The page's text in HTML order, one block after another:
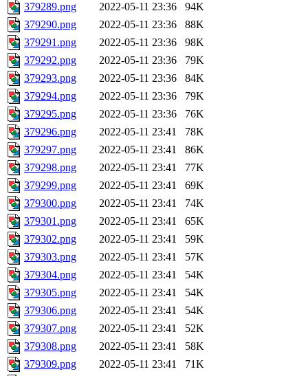
379289.png
2022-05-11 23:36
94K
379290.png
2022-05-11 23:36
88K
379291.png
2022-05-11 23:36
98K
379292.png
2022-05-11 23:36
79K
379293.png
2022-05-11 23:36
84K
379294.png
2022-05-11 23:36
79K
379295.png
2022-05-11 23:36
76K
379296.png
2022-05-11 23:41
78K
379297.png
2022-05-11 23:41
86K
379298.png
2022-05-11 23:41
77K
379299.png
2022-05-11 23:41
69K
379300.png
2022-05-11 23:41
74K
379301.png
2022-05-11 23:41
65K
379302.png
2022-05-11 23:41
59K
379303.png
2022-05-11 23:41
57K
379304.png
2022-05-11 23:41
54K
379305.png
2022-05-11 23:41
54K
379306.png
2022-05-11 23:41
54K
379307.png
2022-05-11 23:41
52K
379308.png
2022-05-11 23:41
58K
379309.png
2022-05-11 23:41
71K